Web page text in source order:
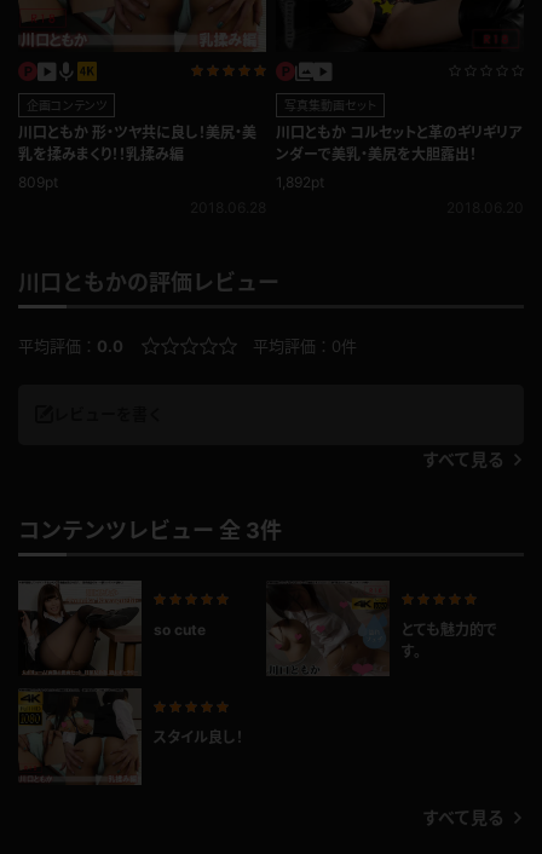
企画コンテンツ
川口ともか 形・ツヤ共に良し！美尻・美
乳を揉みまくり！！乳揉み編
809pt
写真集動画セット
川口ともか コルセットと革のギリギリア
ンダーで美乳・美尻を大胆露出！
1,892pt
川口ともかの評価レビュー
平均評価： 0.0 平均評価： 0件
すべて見る
コンテンツレビュー 全 3件
so cute
とても魅力的で
す。
スタイル良し！
すべて見る